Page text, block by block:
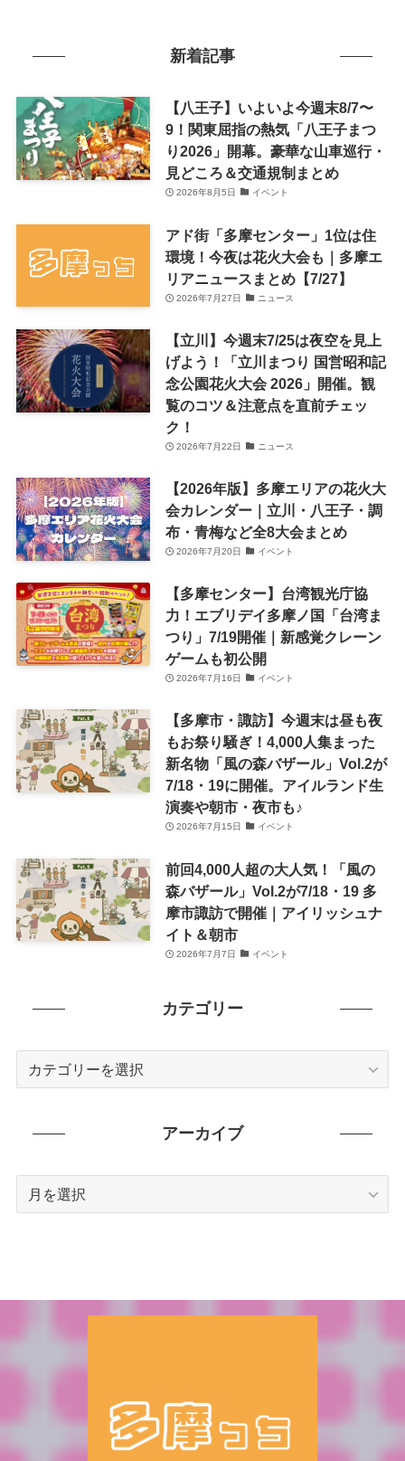
新着記事
【八王子】いよいよ今週末8/7〜
9！関東屈指の熱気「八王子まつ
り2026」開幕。豪華な山車巡行・
見どころ＆交通規制まとめ
2026年8月5日 イベント
アド街「多摩センター」1位は住
環境！今夜は花火大会も｜多摩エ
リアニュースまとめ【7/27】
2026年7月27日 ニュース
【立川】今週末7/25は夜空を見上
げよう！「立川まつり 国営昭和記
念公園花火大会 2026」開催。観
覧のコツ＆注意点を直前チェッ
ク！
2026年7月22日 ニュース
【2026年版】多摩エリアの花火大
会カレンダー｜立川・八王子・調
布・青梅など全8大会まとめ
2026年7月20日 イベント
【多摩センター】台湾観光庁協
力！エブリデイ多摩ノ国「台湾ま
つり」7/19開催｜新感覚クレーン
ゲームも初公開
2026年7月16日 イベント
【多摩市・諏訪】今週末は昼も夜
もお祭り騒ぎ！4,000人集まった
新名物「風の森バザール」Vol.2が
7/18・19に開催。アイルランド生
演奏や朝市・夜市も♪
2026年7月15日 イベント
前回4,000人超の大人気！「風の
森バザール」Vol.2が7/18・19 多
摩市諏訪で開催｜アイリッシュナ
イト＆朝市
2026年7月7日 イベント
カテゴリー
アーカイブ